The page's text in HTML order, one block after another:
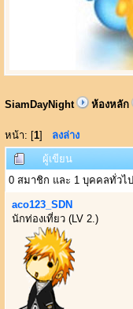
SiamDayNight ห้องหลัก
หน้า: [1] ลงล่าง
ผู้เขียน
0 สมาชิก และ 1 บุคคลทั่วไ
aco123_SDN
นักท่องเที่ยว (LV 2.)